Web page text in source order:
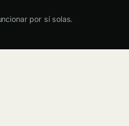
por sí solas.